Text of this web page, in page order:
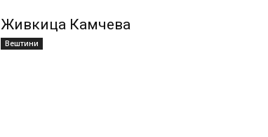
Живкица Камчева
Вештини